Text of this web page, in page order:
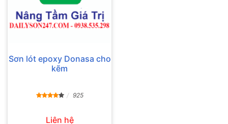
Sơn lót epoxy Donasa cho
kẽm
925
Liên hệ